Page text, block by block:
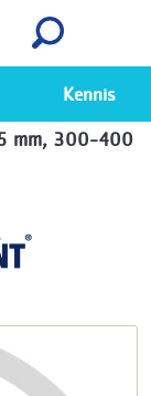
Bekijk
Kennis
mm, 300-400